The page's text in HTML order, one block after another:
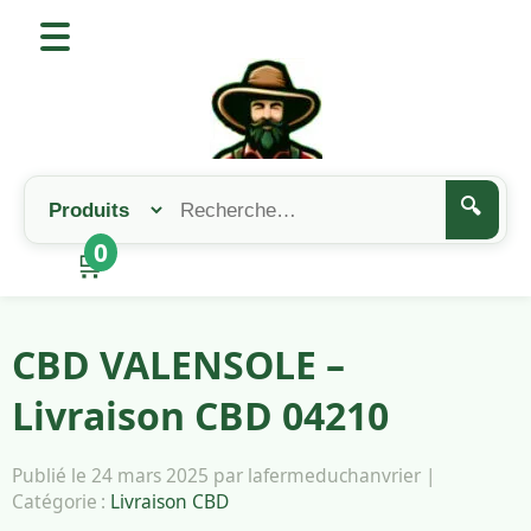
🔍
🛒
0
CBD VALENSOLE –
Livraison CBD 04210
Publié le 24 mars 2025 par lafermeduchanvrier |
Catégorie : Livraison CBD